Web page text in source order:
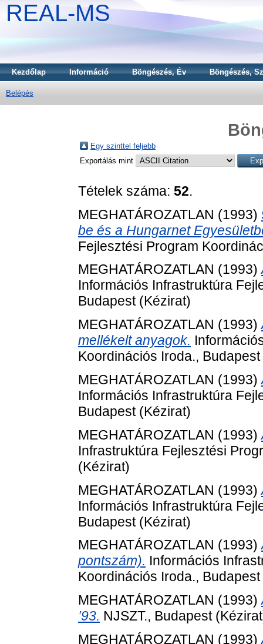
REAL-MS
Kezdőlap Információ Böngészés, Év Böngészés,
Belépés
Egy szinttel feljebb
Exportálás mint
Tételek száma: 52.
MEGHATÁROZATLAN (1993)
be és a Hungarnet
Fejlesztési Program
MEGHATÁROZATLAN (1993)
Információs Infrastruktúra
Budapest (Kézirat)
MEGHATÁROZATLAN (1993)
mellékelt anyagok.
Koordinációs Iroda.,
MEGHATÁROZATLAN (1993)
Információs Infrastruktúra
Budapest (Kézirat)
MEGHATÁROZATLAN (1993)
Infrastruktúra Fejlesztési
(Kézirat)
MEGHATÁROZATLAN (1993)
Információs Infrastruktúra
Budapest (Kézirat)
MEGHATÁROZATLAN (1993)
pontszám). Információs
Koordinációs Iroda.,
MEGHATÁROZATLAN (1993)
’93. NJSZT., Budapest
MEGHATÁROZATLAN (1993)